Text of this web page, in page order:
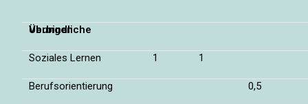
Verbindliche Übungen
Soziales Lernen 1 1
Berufsorientierung 0,5